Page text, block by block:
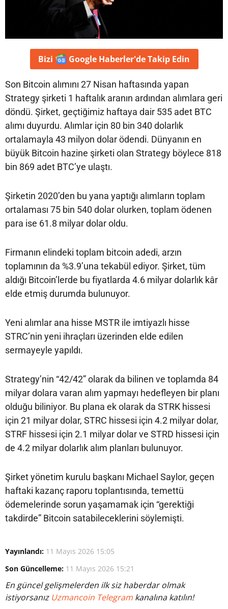
Bizi Google Haberler'deTakip Edin
Son Bitcoin alımını 27 Nisan haftasında yapan
Strategy şirketi 1 haftalık aranın ardından alımlara geri
döndü. Şirket, geçtiğimiz haftaya dair 535 adet BTC
alımı duyurdu. Alımlar için 80 bin 340 dolarlık
ortalamayla 43 milyon dolar ödendi. Dünyanın en
büyük Bitcoin hazine şirketi olan Strategy böylece 818
bin 869 adet BTC’ye ulaştı.
Şirketin 2020’den bu yana yaptığı alımların toplam
ortalaması 75 bin 540 dolar olurken, toplam ödenen
para ise 61.8 milyar dolar oldu.
Firmanın elindeki toplam bitcoin adedi, arzın
toplamının da %3.9’una tekabül ediyor. Şirket, tüm
aldığı Bitcoin’lerde bu fiyatlarda 4.6 milyar dolarlık kâr
elde etmiş durumda bulunuyor.
Yeni alımlar ana hisse MSTR ile imtiyazlı hisse
STRC’nin yeni ihraçları üzerinden elde edilen
sermayeyle yapıldı.
Strategy’nin “42/42” olarak da bilinen ve toplamda 84
milyar dolara varan alım yapmayı hedefleyen bir planı
olduğu biliniyor. Bu plana ek olarak da STRK hissesi
için 21 milyar dolar, STRC hissesi için 4.2 milyar dolar,
STRF hissesi için 2.1 milyar dolar ve STRD hissesi için
de 4.2 milyar dolarlık alım planları bulunuyor.
Şirket yönetim kurulu başkanı Michael Saylor, geçen
haftaki kazanç raporu toplantısında, temettü
ödemelerinde sorun yaşamamak için “gerektiği
takdirde” Bitcoin satabileceklerini söylemişti.
Yayınlandı: 11 Mayıs 2026 15:05
Son Güncelleme: 11 Mayıs 2026 15:21
En güncel gelişmelerden ilk siz haberdar olmak
istiyorsanız Uzmancoin Telegram kanalına katılın!